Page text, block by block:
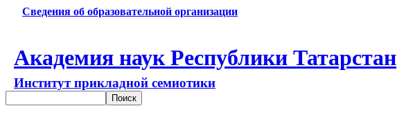
Сведения об образовательной организации
Академия наук Республики Татарстан
Институт прикладной семиотики